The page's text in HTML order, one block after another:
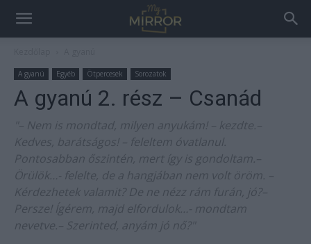
A gyanú Egyéb Ötpercesek Sorozatok
A gyanú 2. rész – Csanád
"– Nem is mondtad, milyen anyukám! – kezdte.–
Kedves, barátságos! – feleltem óvatlanul.
Pontosabban őszintén, mert így is gondoltam.–
Örülök…- felelte, de a hangjában nem volt öröm. –
Kérdezhetek valamit? De ne nézz rám furán, jó?–
Persze! Ígérem, majd elfordulok…- mondtam
nevetve.– Szerinted, anyám jó nő?"